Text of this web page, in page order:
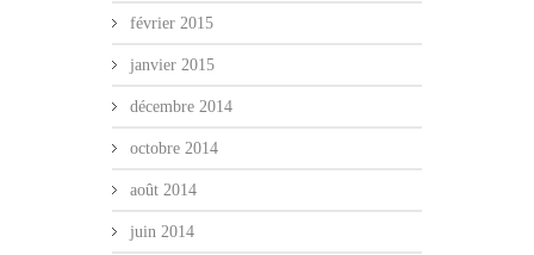
février 2015
janvier 2015
décembre 2014
octobre 2014
août 2014
juin 2014